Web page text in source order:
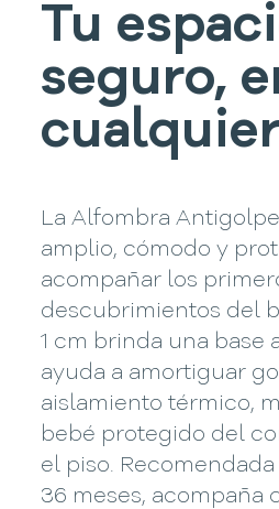
Tu
seguro,
La Alfombra
amplio, cómodo y
acompañar los
descubrimientos del
1 cm brinda una base
ayuda a amortiguar
aislamiento térmico,
bebé protegido del
el piso.
36 meses, acompaña